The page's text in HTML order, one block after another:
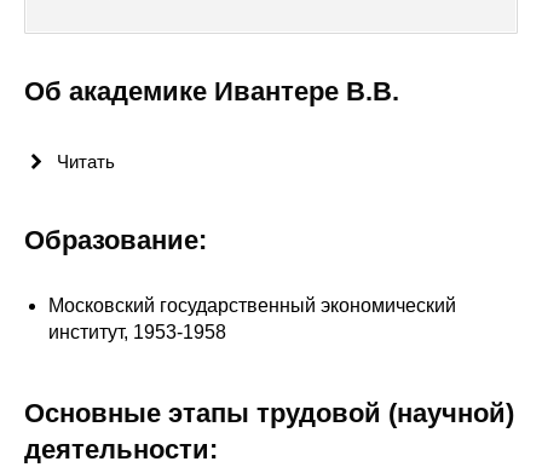
Стандарты оформления
Научные труды
Информация для авторов
Стандарты оформления
Об академике Ивантере В.В.
Читать
Образование:
Московский государственный экономический
институт, 1953-1958
Основные этапы трудовой (научной)
деятельности: